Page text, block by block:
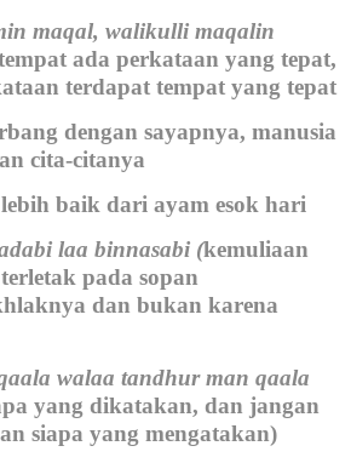
maqal, walikulli maqalin
ada perkataan yang tepat,
terdapat tempat yang tepat
dengan sayapnya, manusia
cita-citanya
baik dari ayam esok hari
laa binnasabi (kemuliaan
pada sopan
dan bukan karena
walaa tandhur man qaala
yang dikatakan, dan jangan
siapa yang mengatakan)